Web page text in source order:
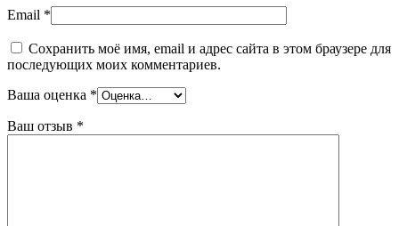
Email *
Сохранить моё имя, email и адрес сайта в этом браузере для
последующих моих комментариев.
Ваша оценка *
Ваш отзыв *